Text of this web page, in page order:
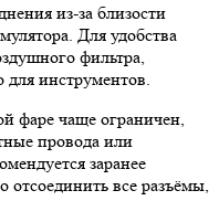
из-за близости
Для удобства
фильтра,
для инструментов.
фаре чаще ограничен,
провода или
заранее
отсоединить все разъёмы,